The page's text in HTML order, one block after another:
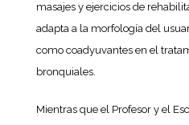
masajes y ejercicios de
adapta a la morfología del
como coadyuvantes en el
bronquiales.
Mientras que el Profesor y el